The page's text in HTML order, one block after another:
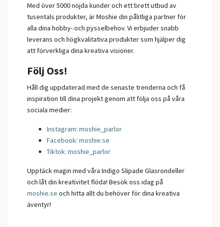
Med över 5000 nöjda kunder och ett brett utbud av
tusentals produkter, är Moshie din pålitliga partner för
alla dina hobby- och pysselbehov. Vi erbjuder snabb
leverans och högkvalitativa produkter som hjälper dig
att förverkliga dina kreativa visioner.
Följ Oss!
Håll dig uppdaterad med de senaste trenderna och få
inspiration till dina projekt genom att följa oss på våra
sociala medier:
Instagram: moshie_parlor
Facebook: moshie.se
Tiktok: moshie_parlor
Upptäck magin med våra Indigo Slipade Glasrondeller
och låt din kreativitet flöda! Besök oss idag på
moshie.se och hitta allt du behöver för dina kreativa
äventyr!